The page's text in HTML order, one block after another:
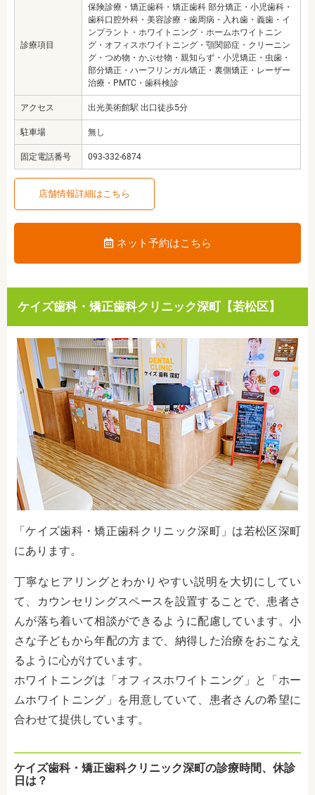
診療項目
保険診療・矯正歯科・矯正歯科 部分矯正・小児歯科・
歯科口腔外科・美容診療・歯周病・入れ歯・義歯・イ
ンプラント・ホワイトニング・ホームホワイトニン
グ・オフィスホワイトニング・顎関節症・クリーニン
グ・つめ物・かぶせ物・親知らず・小児矯正・虫歯・
部分矯正・ハーフリンガル矯正・裏側矯正・レーザー
治療・PMTC・歯科検診
アクセス 出光美術館駅 出口徒歩5分
駐車場 無し
固定電話番号 093-332-6874
店舗情報詳細はこちら
ネット予約はこちら
ケイズ歯科・矯正歯科クリニック深町【若松区】
「ケイズ歯科・矯正歯科クリニック深町」は若松区深町
にあります。
丁寧なヒアリングとわかりやすい説明を大切にしてい
て、カウンセリングスペースを設置することで、患者さ
んが落ち着いて相談ができるように配慮しています。小
さな子どもから年配の方まで、納得した治療をおこなえ
るように心がけています。
ホワイトニングは「オフィスホワイトニング」と「ホー
ムホワイトニング」を用意していて、 患者さんの希望に
合わせて提供しています。
ケイズ歯科・矯正歯科クリニック深町の診療時間、休診
日は？